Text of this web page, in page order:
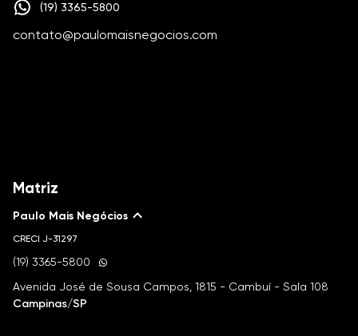
(19) 3365-5800
contato@paulomaisnegocios.com
Matriz
Paulo Mais Negócios
CRECI J-31297
(19) 3365-5800
Avenida José de Sousa Campos, 1815 - Cambuí - Sala 108
Campinas/SP